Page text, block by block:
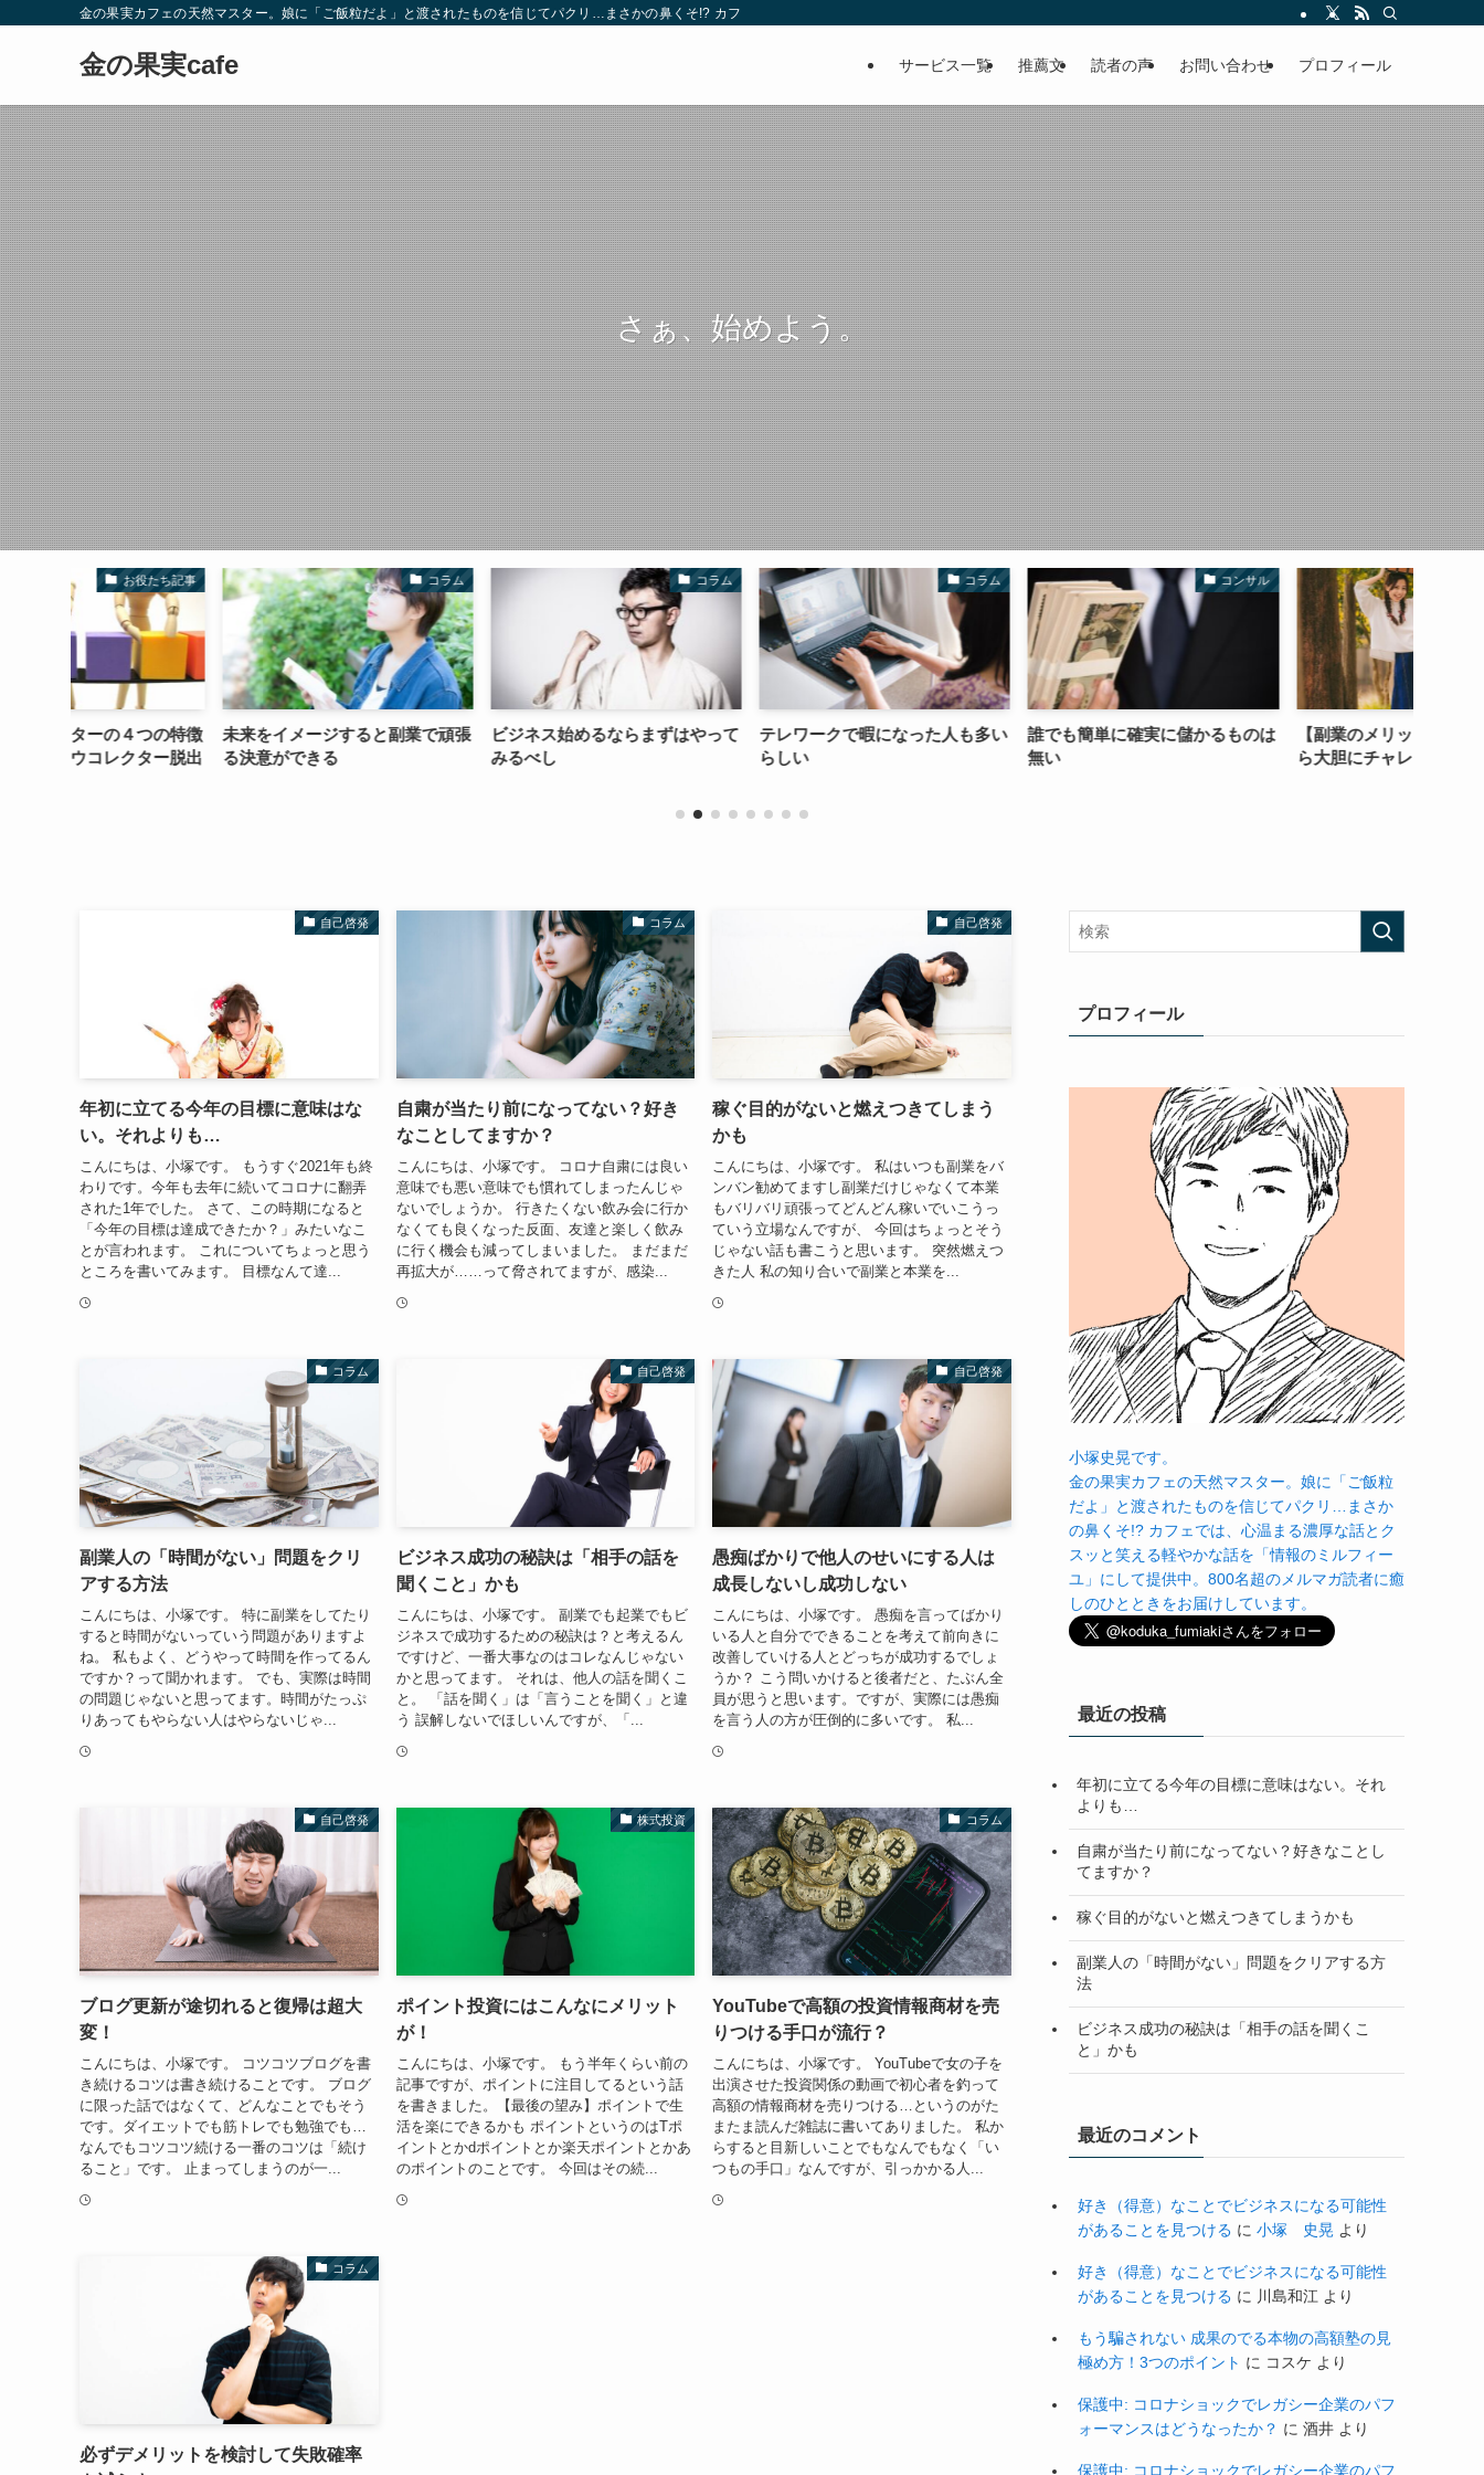
金の果実カフェの天然マスター。娘に「ご飯粒だよ」と渡されたものを信じてパクリ…まさかの鼻くそ!? カフェでは、心温まる濃厚な話とクスッと笑える軽やかな話を「情報のミルフィーユ」にして提供中。800名超のメルマガ読
金の果実cafe サービス一覧 推薦文 読者の声 お問い合わせ プロフィール
さぁ、始めよう。
コラム
未来をイメージすると副業で頑張
る決意ができる
ビジネス始めるならまずはやって
コラム
テレワークで暇になった人も多い
コンサル
誰でも簡単に確実に儲かるものは
コラム
【副業のメリット】本業があるか
ら大胆にチャレンジできる
自己啓発
年初に立てる今年の目標に意味はな
い。それよりも…
こんにちは、小塚です。 もうすぐ2021年も終
わりです。今年も去年に続いてコロナに翻弄
された1年でした。 さて、この時期になると
「今年の目標は達成できたか？」みたいなこ
とが言われます。 これについてちょっと思う
ところを書いてみます。 目標なんて達...
コラム
自粛が当たり前になってない？好き
なことしてますか？
こんにちは、小塚です。 コロナ自粛には良い
意味でも悪い意味でも慣れてしまったんじゃ
ないでしょうか。 行きたくない飲み会に行か
なくても良くなった反面、友達と楽しく飲み
に行く機会も減ってしまいました。 まだまだ
再拡大が……って脅されてますが、感染...
自己啓発
稼ぐ目的がないと燃えつきてしまう
かも
こんにちは、小塚です。 私はいつも副業をバ
ンバン勧めてますし副業だけじゃなくて本業
もバリバリ頑張ってどんどん稼いでいこうっ
ていう立場なんですが、 今回はちょっとそう
じゃない話も書こうと思います。 突然燃えつ
きた人 私の知り合いで副業と本業を...
コラム
副業人の「時間がない」問題をクリ
アする方法
こんにちは、小塚です。 特に副業をしてたり
すると時間がないっていう問題がありますよ
ね。 私もよく、どうやって時間を作ってるん
ですか？って聞かれます。 でも、実際は時間
の問題じゃないと思ってます。時間がたっぷ
りあってもやらない人はやらないじゃ...
自己啓発
ビジネス成功の秘訣は「相手の話を
聞くこと」かも
こんにちは、小塚です。 副業でも起業でもビ
ジネスで成功するための秘訣は？と考えるん
ですけど、一番大事なのはコレなんじゃない
かと思ってます。 それは、他人の話を聞くこ
と。 「話を聞く」は「言うことを聞く」と違
う 誤解しないでほしいんですが、「...
自己啓発
愚痴ばかりで他人のせいにする人は
成長しないし成功しない
こんにちは、小塚です。 愚痴を言ってばかり
いる人と自分でできることを考えて前向きに
改善していける人とどっちが成功するでしょ
うか？ こう問いかけると後者だと、たぶん全
員が思うと思います。ですが、実際には愚痴
を言う人の方が圧倒的に多いです。 私...
自己啓発
ブログ更新が途切れると復帰は超大
変！
こんにちは、小塚です。 コツコツブログを書
き続けるコツは書き続けることです。 ブログ
に限った話ではなくて、どんなことでもそう
です。ダイエットでも筋トレでも勉強でも…
なんでもコツコツ続ける一番のコツは「続け
ること」です。 止まってしまうのが一...
株式投資
ポイント投資にはこんなにメリット
が！
こんにちは、小塚です。 もう半年くらい前の
記事ですが、ポイントに注目してるという話
を書きました。【最後の望み】ポイントで生
活を楽にできるかも ポイントというのはTポ
イントとかdポイントとか楽天ポイントとかあ
のポイントのことです。 今回はその続...
コラム
YouTubeで高額の投資情報商材を売
りつける手口が流行？
こんにちは、小塚です。 YouTubeで女の子を
出演させた投資関係の動画で初心者を釣って
高額の情報商材を売りつける…というのがた
またま読んだ雑誌に書いてありました。 私か
らすると目新しいことでもなんでもなく「い
つもの手口」なんですが、引っかかる人...
コラム
必ずデメリットを検討して失敗確率
プロフィール
小塚史晃です。
金の果実カフェの天然マスター。娘に「ご飯粒
だよ」と渡されたものを信じてパクリ…まさか
の鼻くそ!? カフェでは、心温まる濃厚な話とク
スッと笑える軽やかな話を「情報のミルフィー
ユ」にして提供中。800名超のメルマガ読者に癒
しのひとときをお届けしています。
最近の投稿
年初に立てる今年の目標に意味はない。それ
よりも…
自粛が当たり前になってない？好きなことし
てますか？
稼ぐ目的がないと燃えつきてしまうかも
副業人の「時間がない」問題をクリアする方
法
ビジネス成功の秘訣は「相手の話を聞くこ
と」かも
最近のコメント
好き（得意）なことでビジネスになる可能性
があることを見つける に 小塚 史晃 より
好き（得意）なことでビジネスになる可能性
があることを見つける に 川島和江 より
もう騙されない 成果のでる本物の高額塾の見
極め方！3つのポイント に コスケ より
保護中: コロナショックでレガシー企業のパフ
ォーマンスはどうなったか？ に 酒井 より
保護中: コロナショックでレガシー企業のパフ